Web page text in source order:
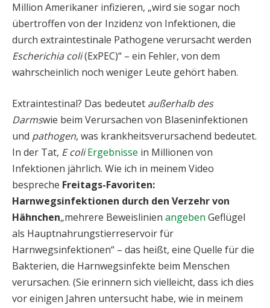
Million Amerikaner infizieren, „wird sie sogar noch
übertroffen von der Inzidenz von Infektionen, die
durch extraintestinale Pathogene verursacht werden
Escherichia coli(ExPEC)“ – ein Fehler, von dem
wahrscheinlich noch weniger Leute gehört haben.
Extraintestinal? Das bedeutet außerhalb des
Darmswie beim Verursachen von Blaseninfektionen
und pathogen, was krankheitsverursachend bedeutet.
In der Tat, E coli Ergebnisse in Millionen von
Infektionen jährlich. Wie ich in meinem Video
bespreche Freitags-Favoriten:
Harnwegsinfektionen durch den Verzehr von
Hähnchen„mehrere Beweislinien angeben Geflügel
als Hauptnahrungstierreservoir für
Harnwegsinfektionen“ – das heißt, eine Quelle für die
Bakterien, die Harnwegsinfekte beim Menschen
verursachen. (Sie erinnern sich vielleicht, dass ich dies
vor einigen Jahren untersucht habe, wie in meinem